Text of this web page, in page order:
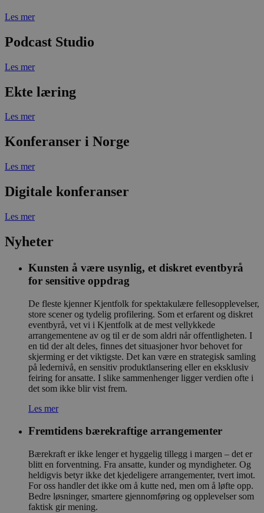
Les mer
Podcast Studio
Les mer
Ekte læring
Les mer
Konferanser i Norge
Les mer
Digitale konferanser
Les mer
Nyheter
Kunsten å være usynlig, et diskret eventbyrå
for sensitive oppdrag
De fleste kjenner Kjentfolk for spektakulære fellesopplevelser,
store scener og tydelig profilering. Som et erfarent og diskret
eventbyrå, vet vi i Kjentfolk at de mest vellykkede
arrangementene av og til er de som aldri når offentligheten. I
en tid der alt deles, finnes det situasjoner hvor behovet for
skjerming er det viktigste. Det kan være en strategisk samling
på ledernivå, en sensitiv produktlansering eller en eksklusiv
feiring for ansatte. I slike sammenhenger ligger verdien ofte i
det som ikke blir vist frem.
Les mer
Fremtidens bærekraftige arrangementer
Bærekraft er ikke lenger et hyggelig tillegg i margen – det er
blitt en forventning. Fra ansatte, kunder og myndigheter. Og
heldigvis betyr ikke det kjedeligere arrangementer, tvert imot.
For oss handler det ikke om å kutte ned, men om å løfte opp.
Bedre løsninger, smartere gjennomføring og opplevelser som
faktisk gir mening.